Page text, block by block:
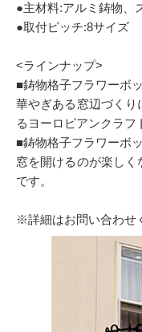
●主材料:アルミ鋳物、
●取付ピッチ:8サイズ
<ラインナップ>
■鋳物格子フラワーボ
華やぎある窓辺づくり
るヨーロピアンクラフ
■鋳物格子フラワーボ
窓を開けるのが楽し
です。
※詳細はお問い合わせ